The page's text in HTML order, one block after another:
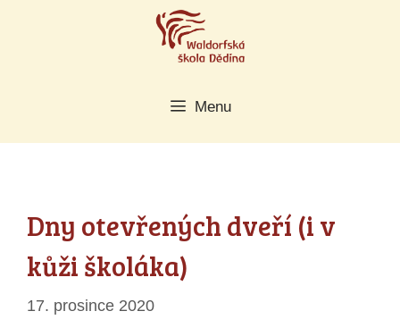
Menu
Dny otevřených dveří (i v
kůži školáka)
17. prosince 2020